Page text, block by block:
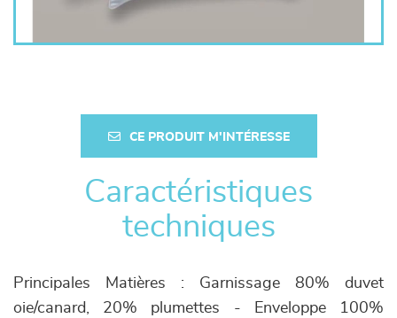
CE PRODUIT M'INTÉRESSE
Caractéristiques
techniques
Principales Matières : Garnissage 80% duvet
oie/canard, 20% plumettes - Enveloppe 100%